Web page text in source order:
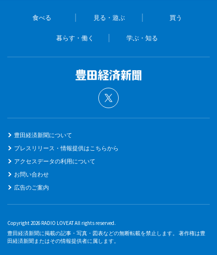
食べる 見る・遊ぶ 買う
暮らす・働く 学ぶ・知る
豊田経済新聞について
プレスリリース・情報提供はこちらから
アクセスデータの利用について
お問い合わせ
広告のご案内
Copyright 2026 RADIO LOVEAT All rights reserved.
豊田経済新聞に掲載の記事・写真・図表などの無断転載を禁止します。 著作権は豊
田経済新聞またはその情報提供者に属します。